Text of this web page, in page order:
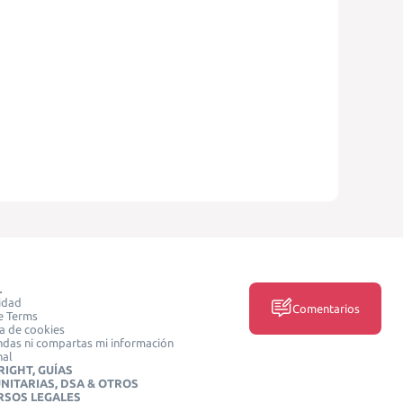
Terms
de cookies
ni compartas mi información
GUÍAS
DSA & OTROS
LEGALES
Comentarios